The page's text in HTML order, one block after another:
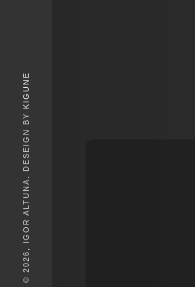
© 2026, IGOR ALTUNA. DESEIGN BY
KIGUNE